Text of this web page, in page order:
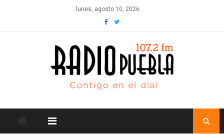
content
lunes, agosto 10, 2026